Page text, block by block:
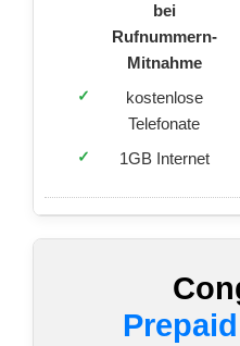
bei
Rufnummern-
Mitnahme
kostenlose
Telefonate
1GB Internet